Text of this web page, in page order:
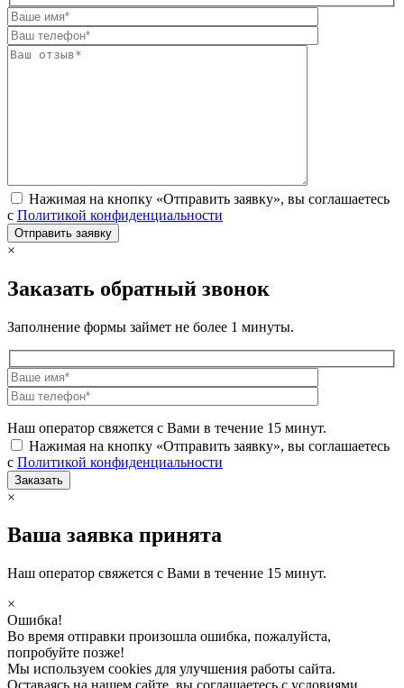
Нажимая на кнопку «Отправить заявку», вы соглашаетесь
с Политикой конфиденциальности
×
Заказать обратный звонок
Заполнение формы займет не более 1 минуты.
Наш оператор свяжется с Вами в течение 15 минут.
Нажимая на кнопку «Отправить заявку», вы соглашаетесь
с Политикой конфиденциальности
×
Ваша заявка принята
Наш оператор свяжется с Вами в течение 15 минут.
×
Ошибка!
Во время отправки произошла ошибка, пожалуйста,
попробуйте позже!
Мы используем cookies для улучшения работы сайта.